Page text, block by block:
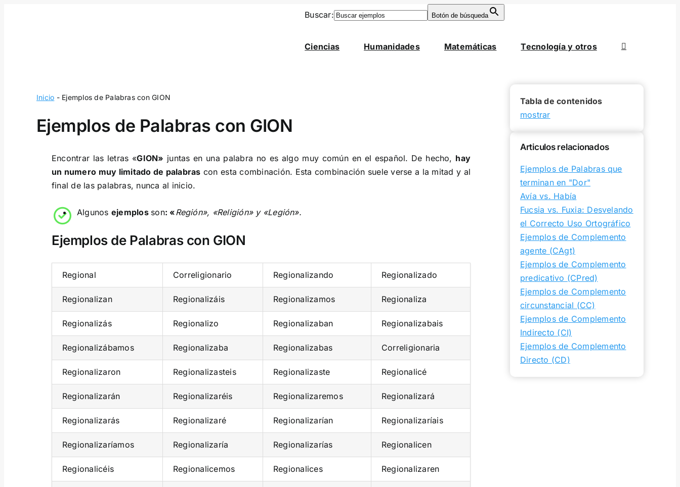
Buscar: Botón de búsqueda
Ciencias Humanidades Matemáticas Tecnología y otros
Inicio - Ejemplos de Palabras con GION
Ejemplos de Palabras con GION
Encontrar las letras «GION» juntas en una palabra no es algo muy común en el español. De hecho, hay
un numero muy limitado de palabras con esta combinación. Esta combinación suele verse a la mitad y al
final de las palabras, nunca al inicio.
Algunos ejemplos son: «Región», «Religión» y «Legión».
Ejemplos de Palabras con GION
Regional Correligionario Regionalizando Regionalizado
Regionalizan Regionalizáis Regionalizamos Regionaliza
Regionalizás Regionalizo Regionalizaban Regionalizabais
Regionalizábamos Regionalizaba Regionalizabas Correligionaria
Regionalizaron Regionalizasteis Regionalizaste Regionalicé
Regionalizarán Regionalizaréis Regionalizaremos Regionalizará
Regionalizarás Regionalizaré Regionalizarían Regionalizaríais
Regionalizaríamos Regionalizaría Regionalizarías Regionalicen
Regionalicéis Regionalicemos Regionalices Regionalizaren
Tabla de contenidos
mostrar
Articulos relacionados
Ejemplos de Palabras que
terminan en "Dor"
Avía vs. Había
Fucsia vs. Fuxia: Desvelando
el Correcto Uso Ortográfico
Ejemplos de Complemento
agente (CAgt)
Ejemplos de Complemento
predicativo (CPred)
Ejemplos de Complemento
circunstancial (CC)
Ejemplos de Complemento
Indirecto (CI)
Ejemplos de Complemento
Directo (CD)